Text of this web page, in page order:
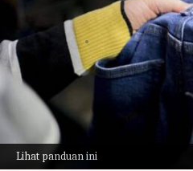
Lihat panduan ini
pakaian yang
menulis Bob Apr 16, 2024 10:51
Apa ceritanya
Perubahan pada
kesan pakaian biasa
disesuaikan dengan